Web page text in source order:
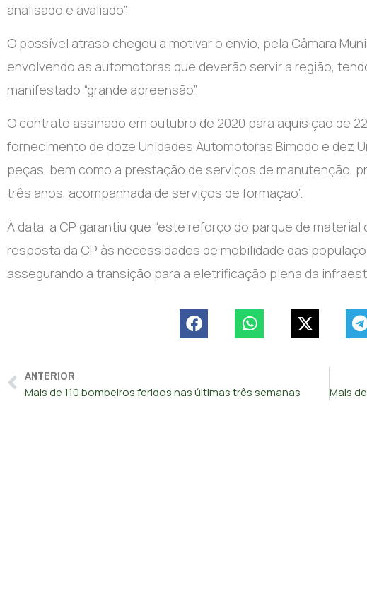
analisado e avaliado”.
O possível atraso chegou a motivar o envio, pela Câmara
envolvendo as automotoras que deverão servir a região,
manifestado “grande apreensão”.
O contrato assinado em outubro de 2020 para aquisição de
fornecimento de doze Unidades Automotoras Bimodo e dez
peças, bem como a prestação de serviços de manutenção,
três anos, acompanhada de serviços de formação”.
À data, a CP garantiu que “este reforço do parque de
resposta da CP às necessidades de mobilidade das
assegurando a transição para a eletrificação plena da
ANTERIOR
Mais de 110 bombeiros feridos nas últimas três semanas